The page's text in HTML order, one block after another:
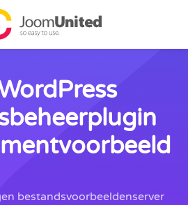
bestandsvoorbeeldenserver